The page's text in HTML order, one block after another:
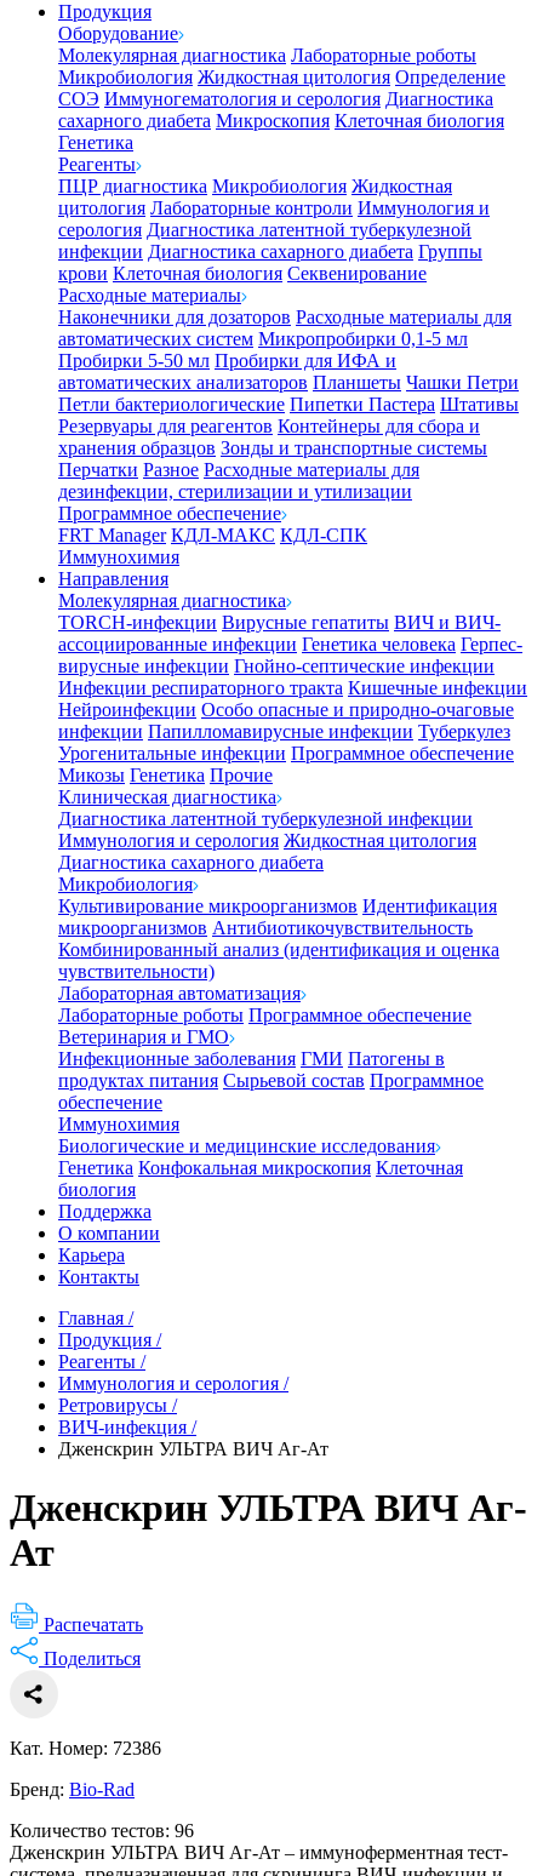
Продукция
Оборудование
Молекулярная диагностика Лабораторные роботы
Микробиология Жидкостная цитология Определение
СОЭ Иммуногематология и серология Диагностика
сахарного диабета Микроскопия Клеточная биология
Генетика
Реагенты
ПЦР диагностика Микробиология Жидкостная
цитология Лабораторные контроли Иммунология и
серология Диагностика латентной туберкулезной
инфекции Диагностика сахарного диабета Группы
крови Клеточная биология Секвенирование
Расходные материалы
Наконечники для дозаторов Расходные материалы для
автоматических систем Микропробирки 0,1-5 мл
Пробирки 5-50 мл Пробирки для ИФА и
автоматических анализаторов Планшеты Чашки Петри
Петли бактериологические Пипетки Пастера Штативы
Резервуары для реагентов Контейнеры для сбора и
хранения образцов Зонды и транспортные системы
Перчатки Разное Расходные материалы для
дезинфекции, стерилизации и утилизации
Программное обеспечение
FRT Manager КДЛ-МАКС КДЛ-СПК
Иммунохимия
Направления
Молекулярная диагностика
TORCH-инфекции Вирусные гепатиты ВИЧ и ВИЧ-
ассоциированные инфекции Генетика человека Герпес-
вирусные инфекции Гнойно-септические инфекции
Инфекции респираторного тракта Кишечные инфекции
Нейроинфекции Особо опасные и природно-очаговые
инфекции Папилломавирусные инфекции Туберкулез
Урогенитальные инфекции Программное обеспечение
Микозы Генетика Прочие
Клиническая диагностика
Диагностика латентной туберкулезной инфекции
Иммунология и серология Жидкостная цитология
Диагностика сахарного диабета
Микробиология
Культивирование микроорганизмов Идентификация
микроорганизмов Антибиотикочувствительность
Комбинированный анализ (идентификация и оценка
чувствительности)
Лабораторная автоматизация
Лабораторные роботы Программное обеспечение
Ветеринария и ГМО
Инфекционные заболевания ГМИ Патогены в
продуктах питания Сырьевой состав Программное
обеспечение
Иммунохимия
Биологические и медицинские исследования
Генетика Конфокальная микроскопия Клеточная
биология
Поддержка
О компании
Карьера
Контакты
Главная /
Продукция /
Реагенты /
Иммунология и серология /
Ретровирусы /
ВИЧ-инфекция /
Дженскрин УЛЬТРА ВИЧ Аг-Ат
Дженскрин УЛЬТРА ВИЧ Аг-
Ат
Распечатать
Поделиться
Кат. Номер: 72386
Бренд: Bio-Rad
Количество тестов: 96
Дженскрин УЛЬТРА ВИЧ Аг-Ат – иммуноферментная тест-